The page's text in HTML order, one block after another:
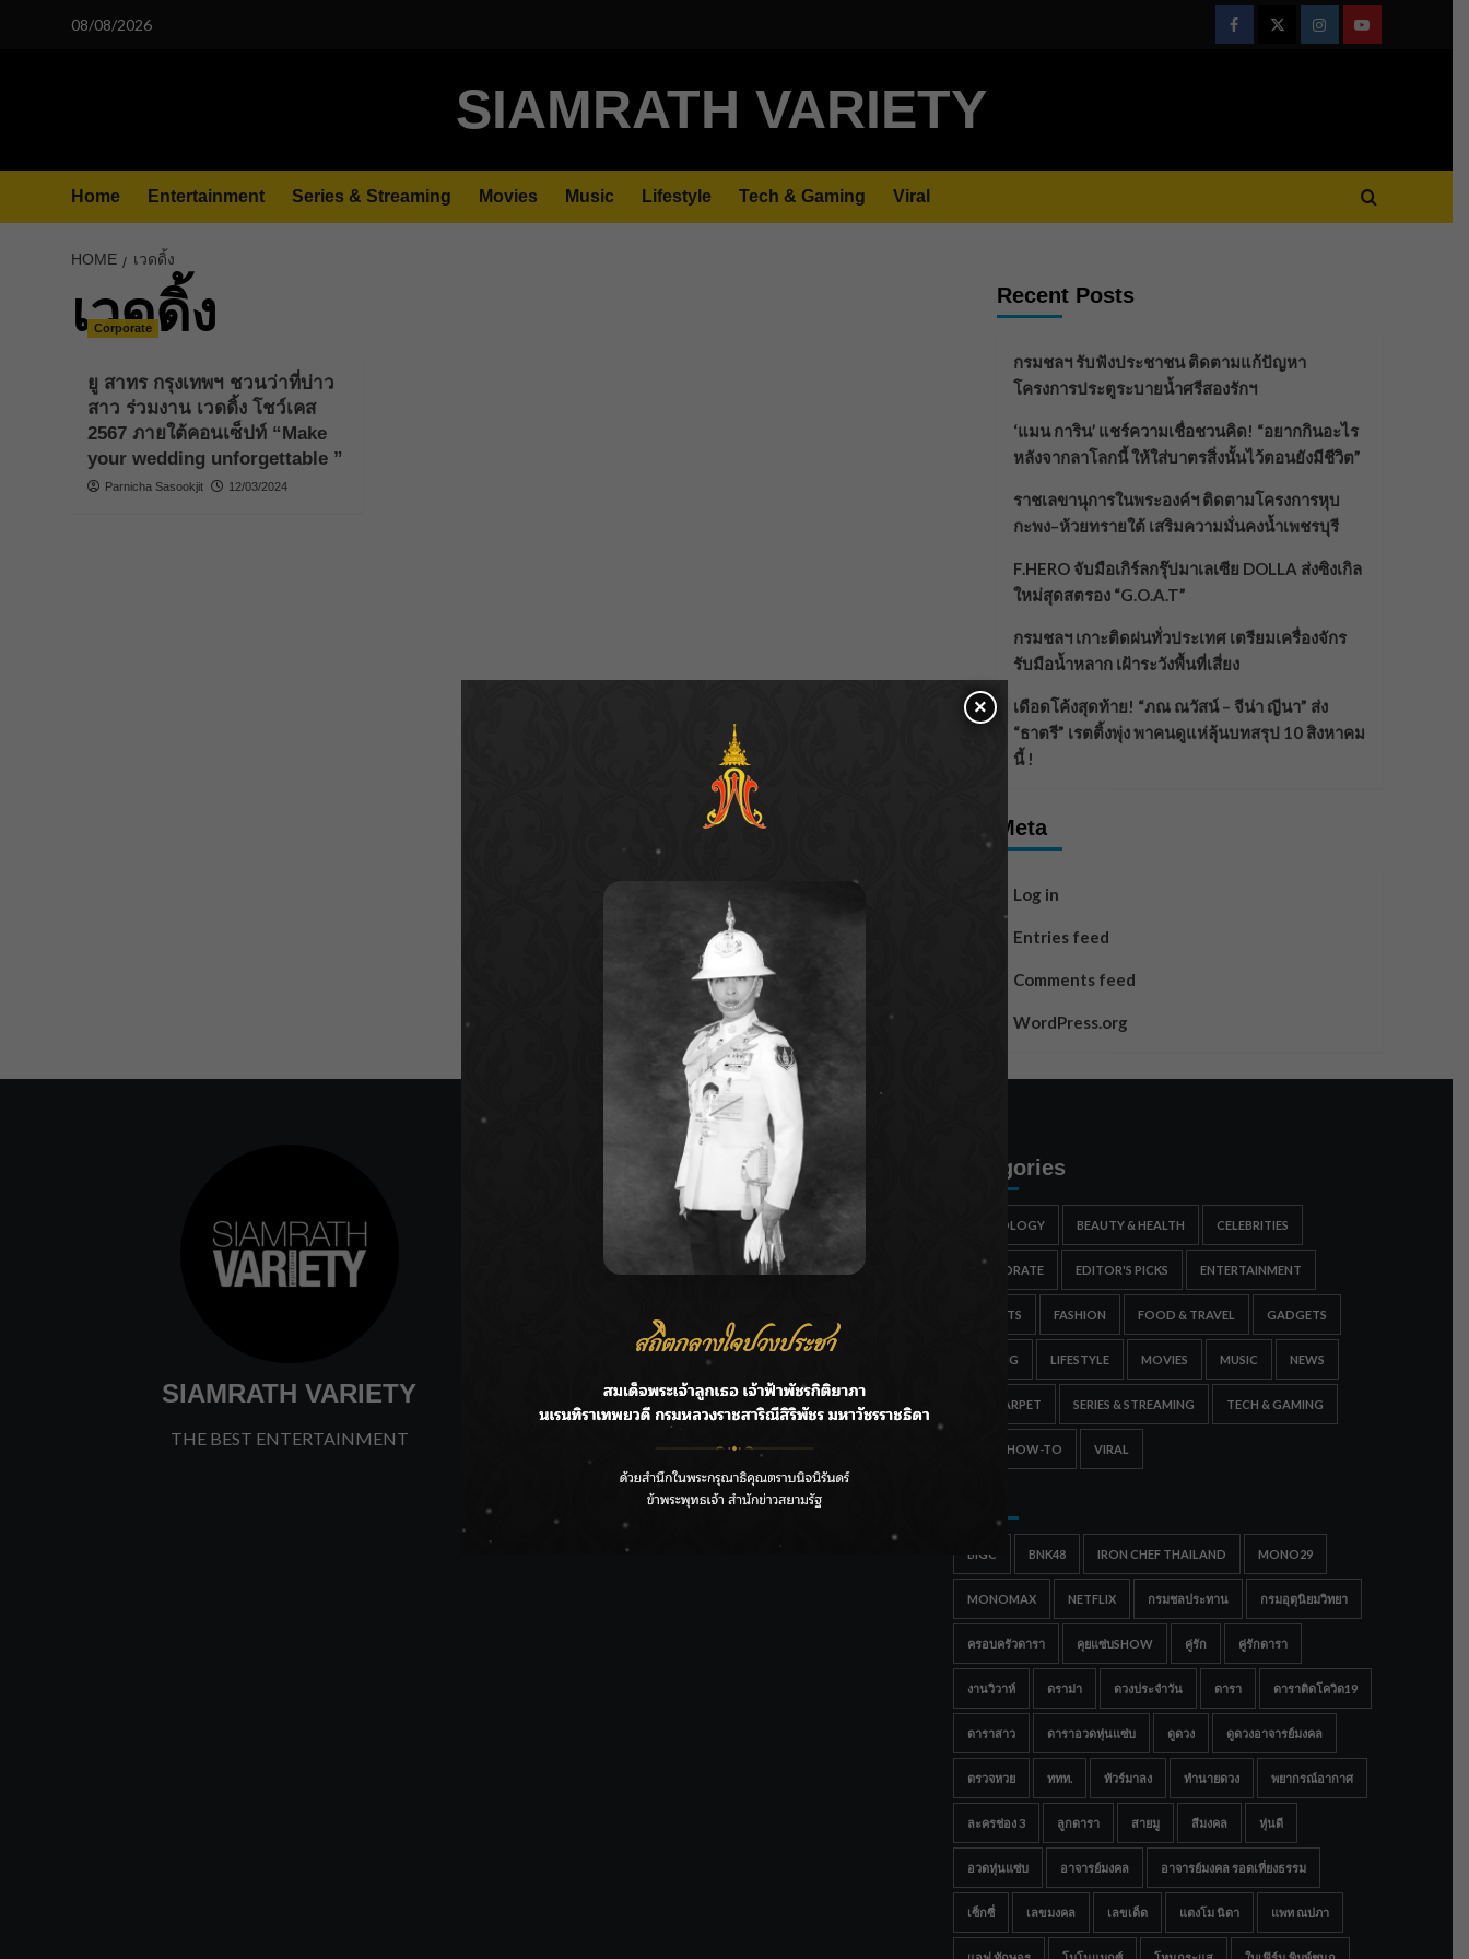
08/08/2026
FacebookTwitterInstagramYoutube
SIAMRATH VARIETY
Home Entertainment Series & Streaming Movies Music Lifestyle Tech & Gaming Viral
HOME เวดดิ้ง
เวดดิ้ง
Corporate
ยู สาทร กรุงเทพฯ ชวนว่าที่บ่าว
สาว ร่วมงาน เวดดิ้ง โชว์เคส
2567 ภายใต้คอนเซ็ปท์ “Make
your wedding unforgettable ”
Parnicha Sasookjit 12/03/2024
Recent Posts
กรมชลฯ รับฟังประชาชน ติดตามแก้ปัญหา
โครงการประตูระบายน้ำศรีสองรักฯ
‘แมน การิน’ แชร์ความเชื่อชวนคิด! “อยากกินอะไร
หลังจากลาโลกนี้ ให้ใส่บาตรสิ่งนั้นไว้ตอนยังมีชีวิต”
ราชเลขานุการในพระองค์ฯ ติดตามโครงการหุบ
กะพง–ห้วยทรายใต้ เสริมความมั่นคงน้ำเพชรบุรี
F.HERO จับมือเกิร์ลกรุ๊ปมาเลเซีย DOLLA ส่งซิงเกิล
ใหม่สุดสตรอง “G.O.A.T”
กรมชลฯ เกาะติดฝนทั่วประเทศ เตรียมเครื่องจักร
รับมือน้ำหลาก เฝ้าระวังพื้นที่เสี่ยง
เดือดโค้งสุดท้าย! “ภณ ณวัสน์ – จีน่า ญีนา” ส่ง
“ธาตรี” เรตติ้งพุ่ง พาคนดูแห่ลุ้นบทสรุป 10 สิงหาคม
นี้ !
Meta
Log in
Entries feed
Comments feed
WordPress.org
SIAMRATH VARIETY
THE BEST ENTERTAINMENT
กรมชลฯ รับฟังประชาชน ติดตามแก้ปัญหาโครงการประตู
ลาโลกนี้ ให้ใส่บาตรสิ่งนั้นไว้ตอนยังมีชีวิต”
ราชเลขานุการในพระองค์ฯ ติดตามโครงการหุบกะพง–ห้วย
ทรายใต้ เสริมความมั่นคงน้ำเพชรบุรี
ตรอง “G.O.A.T”
กรมชลฯ เกาะติดฝนทั่วประเทศ เตรียมเครื่องจักรรับมือน้ำ
Categories
ASTROLOGY BEAUTY & HEALTH CELEBRITIES
CORPORATE EDITOR'S PICKS ENTERTAINMENT
ESPORTS FASHION FOOD & TRAVEL GADGETS
GAMING LIFESTYLE MOVIES MUSIC NEWS
RED CARPET SERIES & STREAMING TECH & GAMING
TIPS & HOW-TO VIRAL
BIGC BNK48 IRON CHEF THAILAND MONO29
MONOMAX NETFLIX กรมชลประทาน กรมอุตุนิยมวิทยา
ครอบครัวดารา คุยแซ่บSHOW คู่รัก คู่รักดารา
งานวิวาห์ ดราม่า ดวงประจำวัน ดารา ดาราติดโควิด19
ดาราสาว ดาราอวดหุ่นแซ่บ ดูดวง ดูดวงอาจารย์มงคล
ตรวจหวย ททท. ทัวร์มาลง ทำนายดวง พยากรณ์อากาศ
ละครช่อง 3 ลูกดารา สายมู สีมงคล หุ่นดี
อวดหุ่นแซ่บ อาจารย์มงคล อาจารย์มงคล รอดเที่ยงธรรม
เซ็กซี่ เลขมงคล เลขเด็ด แตงโม นิดา แพท ณปภา
×